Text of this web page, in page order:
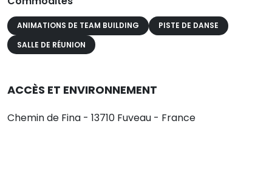
ANIMATIONS DE TEAM BUILDING
PISTE DE DANSE
SALLE DE RÉUNION
ACCÈS ET ENVIRONNEMENT
Chemin de Fina - 13710 Fuveau - France